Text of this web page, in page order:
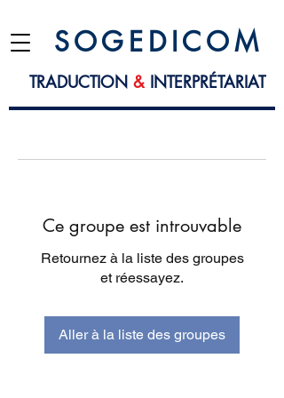
S O G E D I C O M
TRADUCTION &INTERPRÉTARIAT
Ce groupe est introuvable
Retournez à la liste des groupes
et réessayez.
Aller à la liste des groupes